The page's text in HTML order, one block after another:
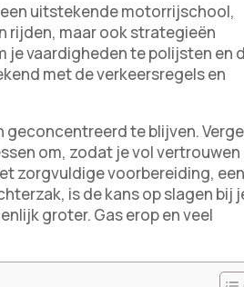
uitstekende motorrijschool,
rijden, maar ook strategieën
je vaardigheden te polijsten en
met de verkeersregels en
geconcentreerd te blijven.
om, zodat je vol vertrouwen
zorgvuldige voorbereiding, een
is de kans op slagen bij
groter. Gas erop en veel